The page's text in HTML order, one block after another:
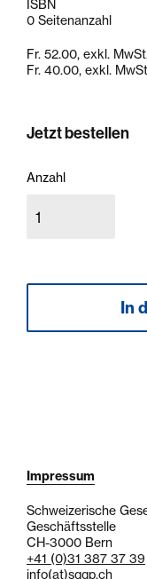
ISBN
0 Seitenanzahl
Fr. 52.00, exkl.
Fr. 40.00, exkl.
Jetzt bestellen
Anzahl
Impressum
Schweizerische
Geschäftsstelle
CH-3000 Bern
+41 (0)31 387 37 39
info(at)sggp.ch